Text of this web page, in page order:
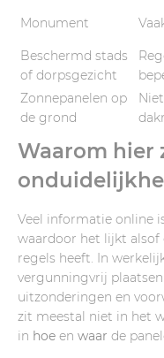
Monument
Beschermd stads
of dorpsgezicht
Zonnepanelen op
de grond
Waarom hier
Veel informatie online
waardoor het lijkt alsof
regels heeft. In
vergunningvrij
uitzonderingen en
zit meestal niet in het
in hoe en waar de